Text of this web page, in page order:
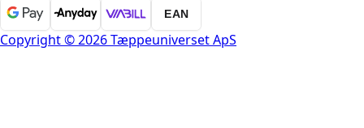
EAN
Copyright © 2026 Tæppeuniverset ApS